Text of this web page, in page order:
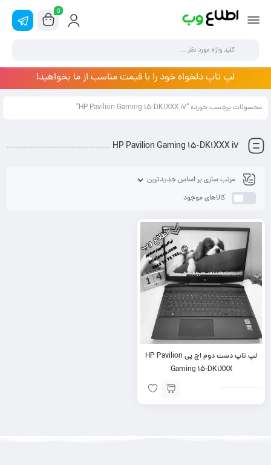
0
لپ تاپ دلخواه خود را با قیمت مناسب از ما بخواهید!
محصولات برچسب خورده “HP Pavilion Gaming 15-DK1XXX i7”
HP Pavilion Gaming 15-DK1XXX i7
کالاهای موجود
لپ تاپ دست دوم اچ پی HP Pavilion
Gaming 15-DK1XXX